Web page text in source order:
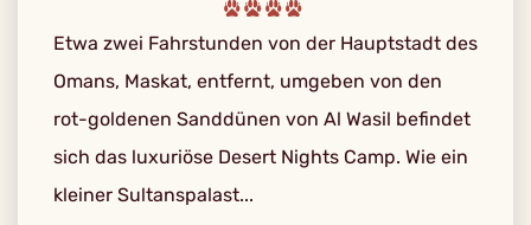
Etwa zwei Fahrstunden von der Hauptstadt des
Omans, Maskat, entfernt, umgeben von den
rot-goldenen Sanddünen von Al Wasil befindet
sich das luxuriöse Desert Nights Camp. Wie ein
kleiner Sultanspalast...